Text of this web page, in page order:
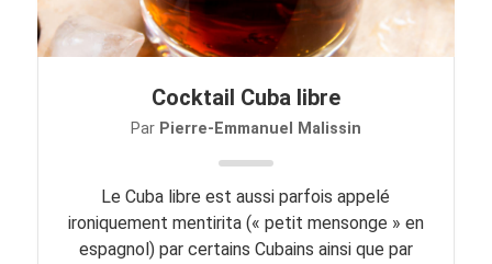
Cocktail Cuba libre
Par Pierre-Emmanuel Malissin
Le Cuba libre est aussi parfois appelé
ironiquement mentirita (« petit mensonge » en
espagnol) par certains Cubains ainsi que par